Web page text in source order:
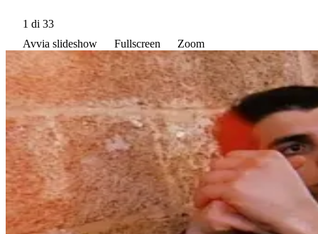
1 di 33
Avvia slideshow
Fullscreen Zoom